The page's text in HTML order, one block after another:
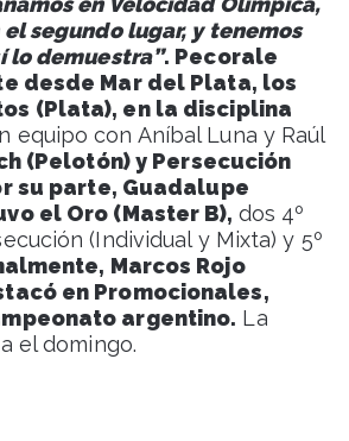
segundo lugar, y tenemos
lo demuestra”. Pecorale
desde Mar del Plata, los
(Plata), en la disciplina
equipo con Aníbal Luna y Raúl
(Pelotón) y Persecución
su parte, Guadalupe
el Oro (Master B), dos 4º
(Individual y Mixta) y 5º
Marcos Rojo
en Promocionales,
argentino. La
el domingo.